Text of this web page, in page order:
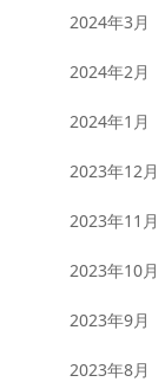
2024年3月
2024年2月
2024年1月
2023年12月
2023年11月
2023年10月
2023年9月
2023年8月